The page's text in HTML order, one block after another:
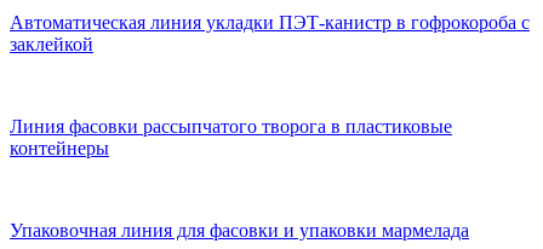
Автоматическая линия укладки ПЭТ-канистр в гофрокороба с
заклейкой
Линия фасовки рассыпчатого творога в пластиковые
контейнеры
Упаковочная линия для фасовки и упаковки мармелада